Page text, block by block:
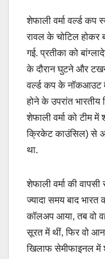
शेफाली वर्मा वर्ल्ड कप
रावल के चोटिल होकर
गई. प्रतीका को
के दौरान घुटने और
वर्ल्ड कप के नॉकआउट
होने के उपरांत
शेफाली वर्मा को टीम
क्रिकेट काउंसिल) से
था.
शेफाली वर्मा की
ज्यादा समय बाद
कॉलअप आया, तब वो
सूरत में थीं, फिर वो
खिलाफ सेमीफाइनल में